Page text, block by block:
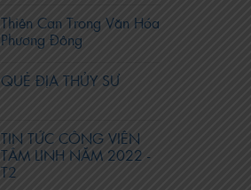
Thiên Can Trong Văn Hóa
Phương Đông
QUẺ ĐỊA THỦY SƯ
TIN TỨC CÔNG VIÊN
TÂM LINH NĂM 2022 -
T2